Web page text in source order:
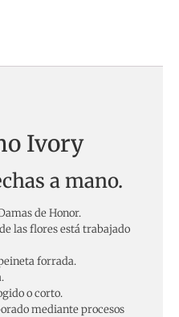
Ivory
a mano.
de Honor.
las flores está trabajado
forrada.
o corto.
mediante procesos